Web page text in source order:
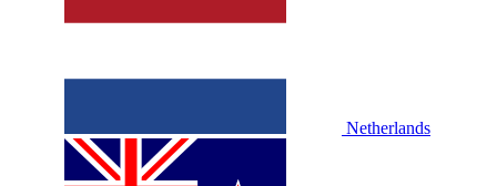
Netherlands